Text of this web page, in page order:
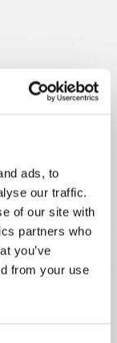
ads, to
our traffic.
of our site with
partners who
you’ve
from your use